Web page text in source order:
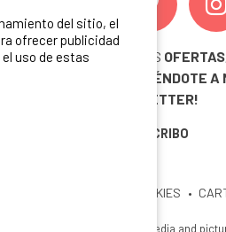
TE PIERDAS NUESTRAS
INSCRIBIÉNDOTE
NEWSLETTER!
ME INSCRIBO
COOKIES
All rights reserved. All media and
del sitio, el
ofrecer publicidad
uso de estas